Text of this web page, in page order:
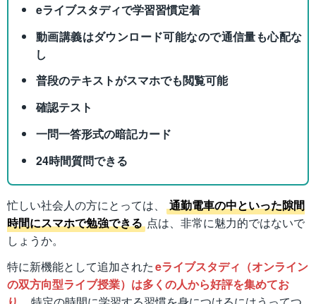
eライブスタディで学習習慣定着
動画講義はダウンロード可能なので通信量も心配な
し
普段のテキストがスマホでも閲覧可能
確認テスト
一問一答形式の暗記カード
24時間質問できる
忙しい社会人の方にとっては、
通勤電車の中といった隙間
時間にスマホで勉強できる 点は、非常に魅力的ではないで
しょうか。
特に新機能として追加されたeライブスタディ（オンライン
の双方向型ライブ授業）は多くの人から好評を集めてお